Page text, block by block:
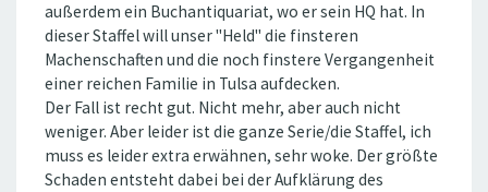
außerdem ein Buchantiquariat, wo er sein HQ hat. In
dieser Staffel will unser ''Held'' die finsteren
Machenschaften und die noch finstere Vergangenheit
einer reichen Familie in Tulsa aufdecken.
Der Fall ist recht gut. Nicht mehr, aber auch nicht
weniger. Aber leider ist die ganze Serie/die Staffel, ich
muss es leider extra erwähnen, sehr woke. Der größte
Schaden entsteht dabei bei der Aufklärung des